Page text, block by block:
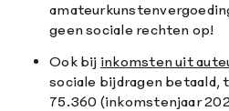
geen sociale rechten op!
Ook bij inkomsten uit
sociale bijdragen betaald,
75.360 (inkomstenjaar